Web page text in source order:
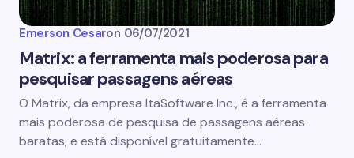
Emerson Cesaron 06/07/2021
Matrix: a ferramenta mais poderosa para
pesquisar passagens aéreas
O Matrix, da empresa ItaSoftware Inc., é a ferramenta
mais poderosa de pesquisa de passagens aéreas
baratas, e está disponível gratuitamente…